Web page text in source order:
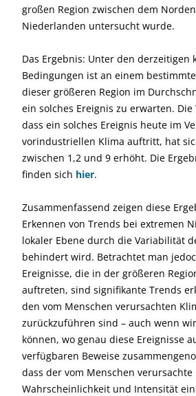
großen Region zwischen dem
Niederlanden untersucht wurde.
Das Ergebnis: Unter den derzeitigen
Bedingungen ist an einem
dieser größeren Region im
ein solches Ereignis zu erwarten.
dass ein solches Ereignis heute im
vorindustriellen Klima auftritt, hat
zwischen 1,2 und 9 erhöht. Die
finden sich hier.
Zusammenfassend zeigen diese
Erkennen von Trends bei extremen
lokaler Ebene durch die Variabilität
behindert wird. Betrachtet man
Ereignisse, die in der größeren
auftreten, sind signifikante Trends
den vom Menschen verursachten
zurückzuführen sind – auch wenn
können, wo genau diese Ereignisse
verfügbaren Beweise
dass der vom Menschen
Wahrscheinlichkeit und Intensität